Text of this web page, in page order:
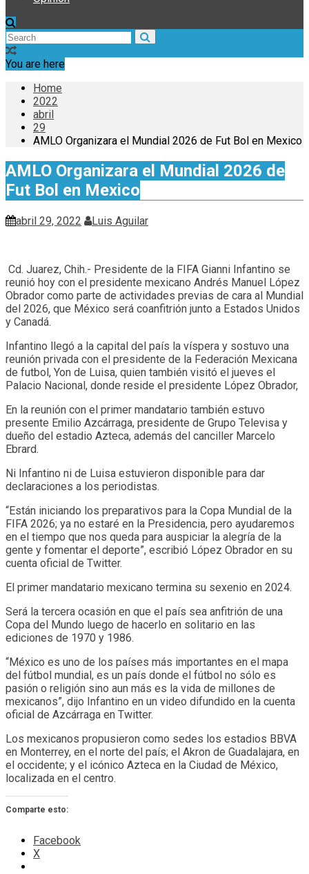
You are here
Home
2022
abril
29
AMLO Organizara el Mundial 2026 de Fut Bol en Mexico
AMLO Organizara el Mundial 2026 de
Fut Bol en Mexico
abril 29, 2022 Luis Aguilar
Cd. Juarez, Chih.- Presidente de la FIFA Gianni Infantino se
reunió hoy con el presidente mexicano Andrés Manuel López
Obrador como parte de actividades previas de cara al Mundial
del 2026, que México será coanfitrión junto a Estados Unidos
y Canadá.
Infantino llegó a la capital del país la víspera y sostuvo una
reunión privada con el presidente de la Federación Mexicana
de futbol, Yon de Luisa, quien también visitó el jueves el
Palacio Nacional, donde reside el presidente López Obrador,
En la reunión con el primer mandatario también estuvo
presente Emilio Azcárraga, presidente de Grupo Televisa y
dueño del estadio Azteca, además del canciller Marcelo
Ebrard.
Ni Infantino ni de Luisa estuvieron disponible para dar
declaraciones a los periodistas.
“Están iniciando los preparativos para la Copa Mundial de la
FIFA 2026; ya no estaré en la Presidencia, pero ayudaremos
en el tiempo que nos queda para auspiciar la alegría de la
gente y fomentar el deporte”, escribió López Obrador en su
cuenta oficial de Twitter.
El primer mandatario mexicano termina su sexenio en 2024.
Será la tercera ocasión en que el país sea anfitrión de una
Copa del Mundo luego de hacerlo en solitario en las
ediciones de 1970 y 1986.
“México es uno de los países más importantes en el mapa
del fútbol mundial, es un país donde el fútbol no sólo es
pasión o religión sino aun más es la vida de millones de
mexicanos”, dijo Infantino en un video difundido en la cuenta
oficial de Azcárraga en Twitter.
Los mexicanos propusieron como sedes los estadios BBVA
en Monterrey, en el norte del país; el Akron de Guadalajara, en
el occidente; y el icónico Azteca en la Ciudad de México,
localizada en el centro.
Comparte esto:
Facebook
X